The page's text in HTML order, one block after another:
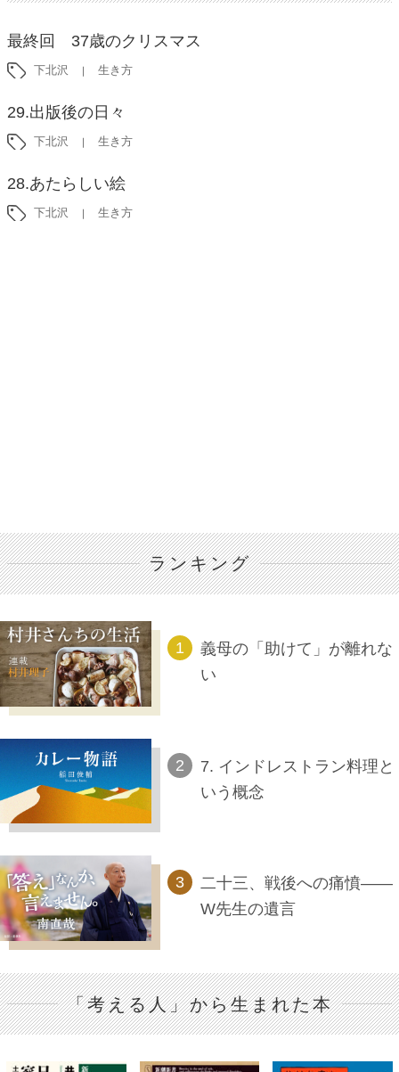
最終回 37歳のクリスマス
下北沢 生き方
29.出版後の日々
下北沢 生き方
28.あたらしい絵
下北沢 生き方
ランキング
義母の「助けて」が離れな
い
7. インドレストラン料理と
いう概念
二十三、戦後への痛憤――
W先生の遺言
「考える人」から生まれた本